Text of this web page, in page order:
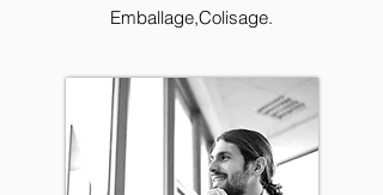
Emballage,Colisage.